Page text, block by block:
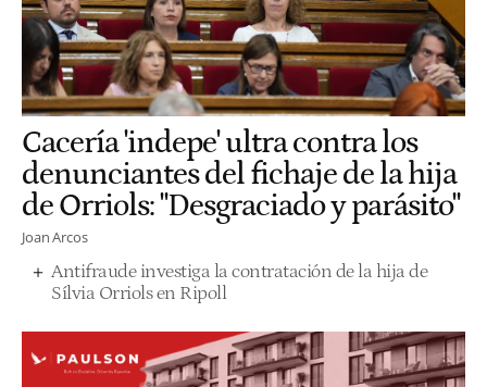
Cacería 'indepe' ultra contra los
denunciantes del fichaje de la hija
de Orriols: "Desgraciado y parásito"
Joan Arcos
Antifraude investiga la contratación de la hija de
Sílvia Orriols en Ripoll